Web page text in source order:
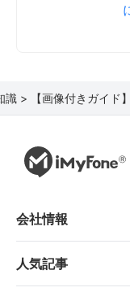
識 > 【画像付きガイ
会社情報
人気記事